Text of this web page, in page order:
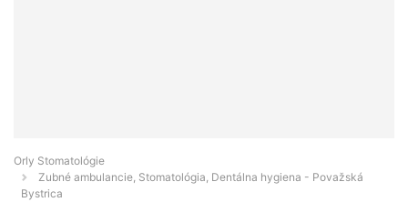
Orly Stomatológie
Zubné ambulancie, Stomatológia, Dentálna hygiena - Považská
Bystrica